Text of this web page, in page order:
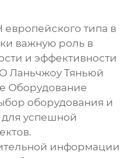
типа в
важную роль в
и эффективности
Ланьчжоу Тяньюй
Оборудование
оборудования и
успешной
информации